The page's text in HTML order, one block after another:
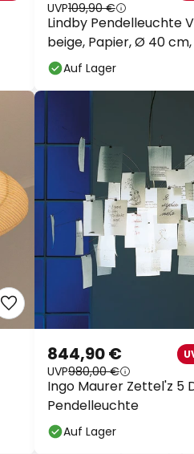
Lindby Pendelleuchte
beige, Papier, Ø 40 cm,
UVP109,90 €
Auf Lager
Ingo Maurer Zettel'z 5
Pendelleuchte
844,90 €
UVP980,00 €
Auf Lager